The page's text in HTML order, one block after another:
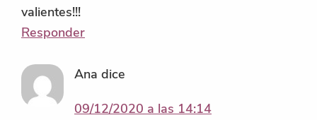
valientes!!!
Responder
Ana dice
09/12/2020 a las 14:14